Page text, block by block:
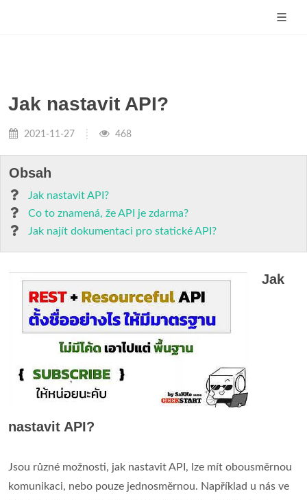
Jak nastavit API?
2021-11-27 468
Obsah
Jak nastavit API?
Co to znamená, že API je zdarma?
Jak najít dokumentaci pro statické API?
Jak
nastavit API?
Jsou různé možnosti, jak nastavit API, lze mít obousměrnou
komunikaci, nebo pouze jednosměrnou. Například u nás ve